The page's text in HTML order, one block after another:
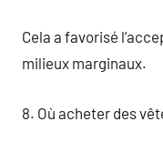
Cela a favorisé
milieux marginaux.
8. Où acheter des